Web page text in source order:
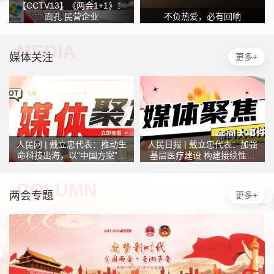
【CCTV13】《两会1+1》：
面孔 民营企业
不负热爱，必有回响
更多+
媒体关注
MEDIA
人民网 | 戴立忠代表：推动生
命科技出海，以“中国方案”助
人民日报 | 戴立忠代表：加强
基层医疗建设 构建接续性医
更多+
两会专题
COLUMN